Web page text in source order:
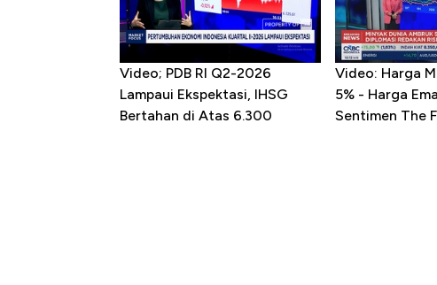
Video; PDB RI Q2-2026
Lampaui Ekspektasi, IHSG
Bertahan di Atas 6.300
Video: Harga
5% - Harga
Sentimen The